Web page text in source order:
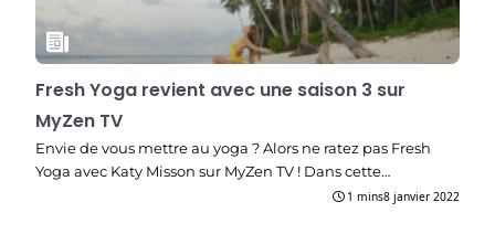
Fresh Yoga revient avec une saison 3 sur
MyZen TV
Envie de vous mettre au yoga ? Alors ne ratez pas Fresh
Yoga avec Katy Misson sur MyZen TV ! Dans cette…
1 mins8 janvier 2022